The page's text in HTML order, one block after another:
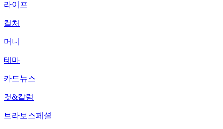
라이프
컬처
머니
테마
카드뉴스
컷&칼럼
브라보스페셜